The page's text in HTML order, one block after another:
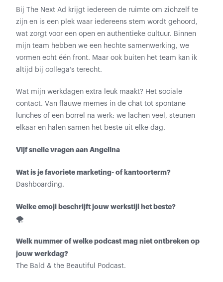
Bij The Next Ad krijgt iedereen de ruimte om zichzelf te
zijn en is een plek waar iedereens stem wordt gehoord,
wat zorgt voor een open en authentieke cultuur. Binnen
mijn team hebben we een hechte samenwerking, we
vormen echt één front. Maar ook buiten het team kan ik
altijd bij collega’s terecht.
Wat mijn werkdagen extra leuk maakt? Het sociale
contact. Van flauwe memes in de chat tot spontane
lunches of een borrel na werk: we lachen veel, steunen
elkaar en halen samen het beste uit elke dag.
Vijf snelle vragen aan Angelina
Wat is je favoriete marketing- of kantoorterm?
Dashboarding.
Welke emoji beschrijft jouw werkstijl het beste?
🌪️
Welk nummer of welke podcast mag niet ontbreken op
jouw werkdag?
The Bald & the Beautiful Podcast.